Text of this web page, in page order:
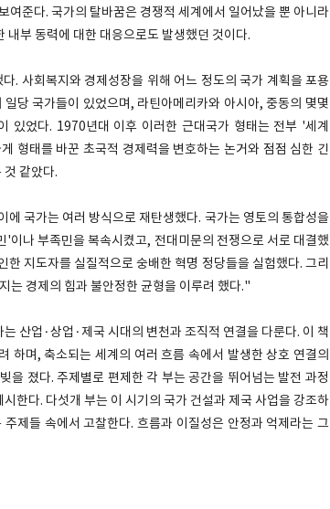
준다. 국가의 탈바꿈은 경쟁적 세계에서 일어났을 뿐 아니라
부 동력에 대한 대응으로도 발생했던 것이다.
. 사회복지와 경제성장을 위해 어느 정도의 국가 계획을 포용
당 국가들이 있었으며, 라틴아메리카와 아시아, 중동의 몇몇
있었다. 1970년대 이후 이러한 근대국가 형태는 전부 '세계
형태를 바꾼 초국적 경제력을 변호하는 논거와 점점 심한 긴
것 같았다.
국가는 여러 방식으로 재탄생했다. 국가는 영토의 통합성을
이나 부족민을 복속시켰고, 전대미문의 전쟁으로 서로 대결했
지도자를 실질적으로 숭배한 혁명 정당들을 실험했다. 그리
는 경제의 힘과 불안정한 균형을 이루려 했다."
산업·상업·제국 시대의 변천과 조직적 연결을 다룬다. 이 책
하며, 축소되는 세계의 여러 흐름 속에서 발생한 상호 연결의
을 졌다. 주제별로 편제한 각 부는 공간을 뛰어넘는 발전 과정
한다. 다섯개 부는 이 시기의 국가 건설과 제국 사업을 강조하
제들 속에서 고찰한다. 흐름과 이질성은 안정과 억제라는 그